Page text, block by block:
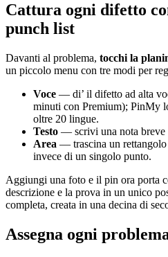
Cattura ogni difetto
punch list
Davanti al problema, tocchi la
un piccolo menu con tre modi per
Voce — di’ il difetto ad alta
minuti con Premium); PinMy
oltre 20 lingue.
Testo — scrivi una nota breve
Area — trascina un rettangolo
invece di un singolo punto.
Aggiungi una foto e il pin ora porta
descrizione e la prova in un unico
completa, creata in una decina di
Assegna ogni